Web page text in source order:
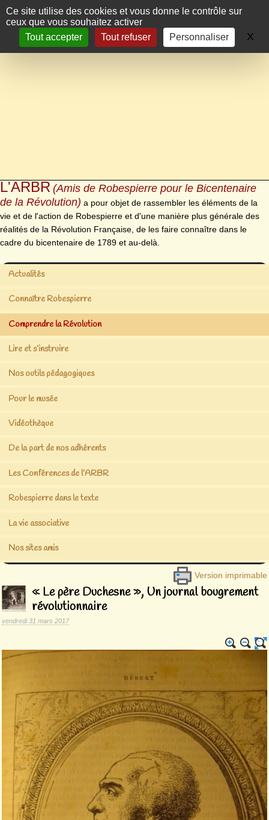
Panneau de gestion des cookies
Ce site utilise des cookies et vous donne le contrôle sur
ceux que vous souhaitez activer
Tout accepter
Tout refuser Personnaliser X
L'ARBR (Amis de Robespierre pour le Bicentenaire
de la Révolution) a pour objet de rassembler les éléments de la
vie et de l'action de Robespierre et d'une manière plus générale des
réalités de la Révolution Française, de les faire connaître dans le
cadre du bicentenaire de 1789 et au-delà.
Actualités
Connaître Robespierre
Comprendre la Révolution
Lire et s’instruire
Nos outils pédagogiques
Pour le musée
Vidéothèque
De la part de nos adhérents
Les Conférences de l’ARBR
Robespierre dans le texte
La vie associative
Nos sites amis
Version imprimable
« Le père Duchesne », Un journal bougrement
révolutionnaire
vendredi 31 mars 2017